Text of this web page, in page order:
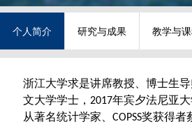
个人简介 研究与成果 教学与
浙江大学求是讲席教授、博士生导
文大学学士，2017年宾夕法尼亚
从著名统计学家、COPSS奖获得